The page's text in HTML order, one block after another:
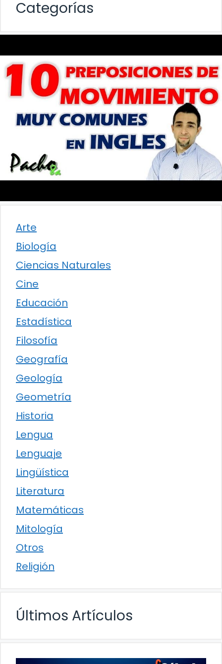
Categorías
Arte
Biología
Ciencias Naturales
Cine
Educación
Estadística
Filosofía
Geografía
Geología
Geometría
Historia
Lengua
Lenguaje
Lingüística
Literatura
Matemáticas
Mitología
Otros
Religión
Últimos Artículos